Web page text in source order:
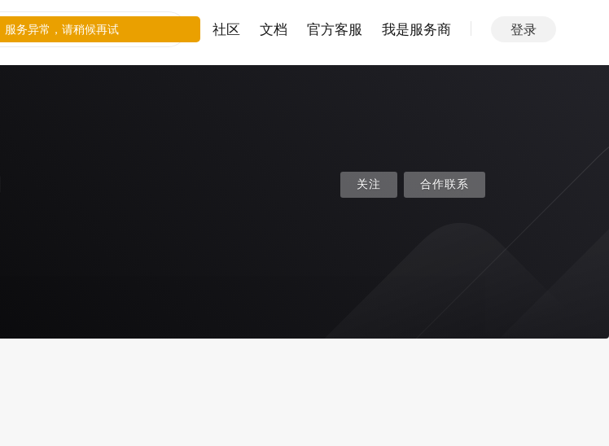
社区 文档 官方客服 我是服务商 登录
关注 合作联系
服务异常，请稍候再试